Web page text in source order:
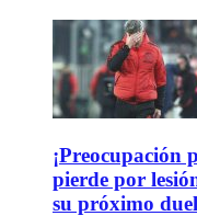
¡Preocupación
pierde por
su próximo